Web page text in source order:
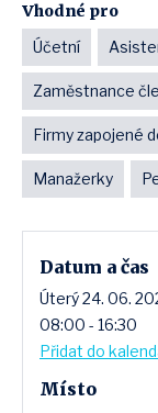
Vhodné pro
Účetní
Zaměstnance
Firmy zapojené
Manažerky
Datum a čas
Úterý 24. 06.
08:00 - 16:30
Přidat do
Místo